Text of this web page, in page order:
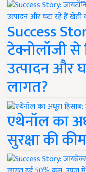
Success
टेक्नोलॉजी
उत्पादन और
लागत?
एथेनॉल का
सुरक्षा की